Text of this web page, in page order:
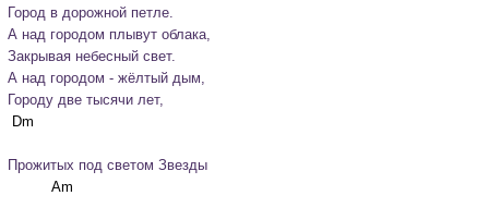
Город в дорожной петле.
А над городом плывут облака,
Закрывая небесный свет.
А над городом - жёлтый дым,
Городу две тысячи лет,
Прожитых под светом Звезды